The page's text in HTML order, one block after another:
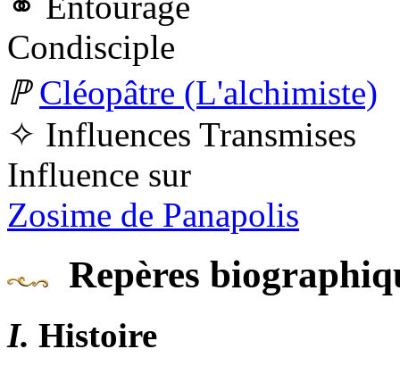
Condisciple
ℙ Cléopâtre (L'alchimiste)
✧ Influences Transmises
Influence sur
Zosime de Panapolis
Repères
I. Histoire